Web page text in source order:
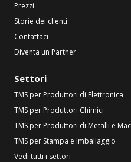
Prezzi
Storie dei clienti
Contattaci
Diventa un Partner
Settori
TMS per Produttori di Elettronica
TMS per Produttori Chimici
TMS per Produttori di Metalli e
TMS per Stampa e Imballaggio
Vedi tutti i settori